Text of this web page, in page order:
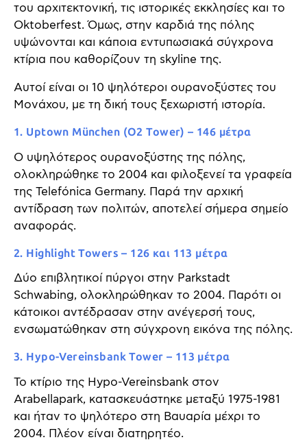
του αρχιτεκτονική, τις ιστορικές εκκλησίες και το
Oktoberfest. Όμως, στην καρδιά της πόλης
υψώνονται και κάποια εντυπωσιακά σύγχρονα
κτίρια που καθορίζουν τη skyline της.
Αυτοί είναι οι 10 ψηλότεροι ουρανοξύστες του
Μονάχου, με τη δική τους ξεχωριστή ιστορία.
1. Uptown München (O2 Tower) – 146 μέτρα
Ο υψηλότερος ουρανοξύστης της πόλης,
ολοκληρώθηκε το 2004 και φιλοξενεί τα γραφεία
της Telefónica Germany. Παρά την αρχική
αντίδραση των πολιτών, αποτελεί σήμερα σημείο
αναφοράς.
2. Highlight Towers – 126 και 113 μέτρα
Δύο επιβλητικοί πύργοι στην Parkstadt
Schwabing, ολοκληρώθηκαν το 2004. Παρότι οι
κάτοικοι αντέδρασαν στην ανέγερσή τους,
ενσωματώθηκαν στη σύγχρονη εικόνα της πόλης.
3. Hypo-Vereinsbank Tower – 113 μέτρα
Το κτίριο της Hypo-Vereinsbank στον
Arabellapark, κατασκευάστηκε μεταξύ 1975-1981
και ήταν το ψηλότερο στη Βαυαρία μέχρι το
2004. Πλέον είναι διατηρητέο.